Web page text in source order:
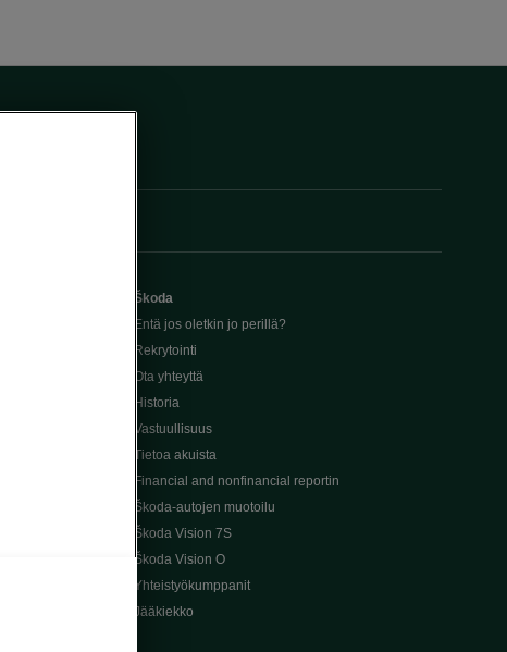
Škoda
Entä jos oletkin jo perillä?
Rekrytointi
Ota yhteyttä
Historia
Vastuullisuus
Tietoa akuista
Financial and nonfinancial reportin
Škoda-autojen muotoilu
Škoda Vision 7S
Škoda Vision O
Yhteistyökumppanit
Jääkiekko